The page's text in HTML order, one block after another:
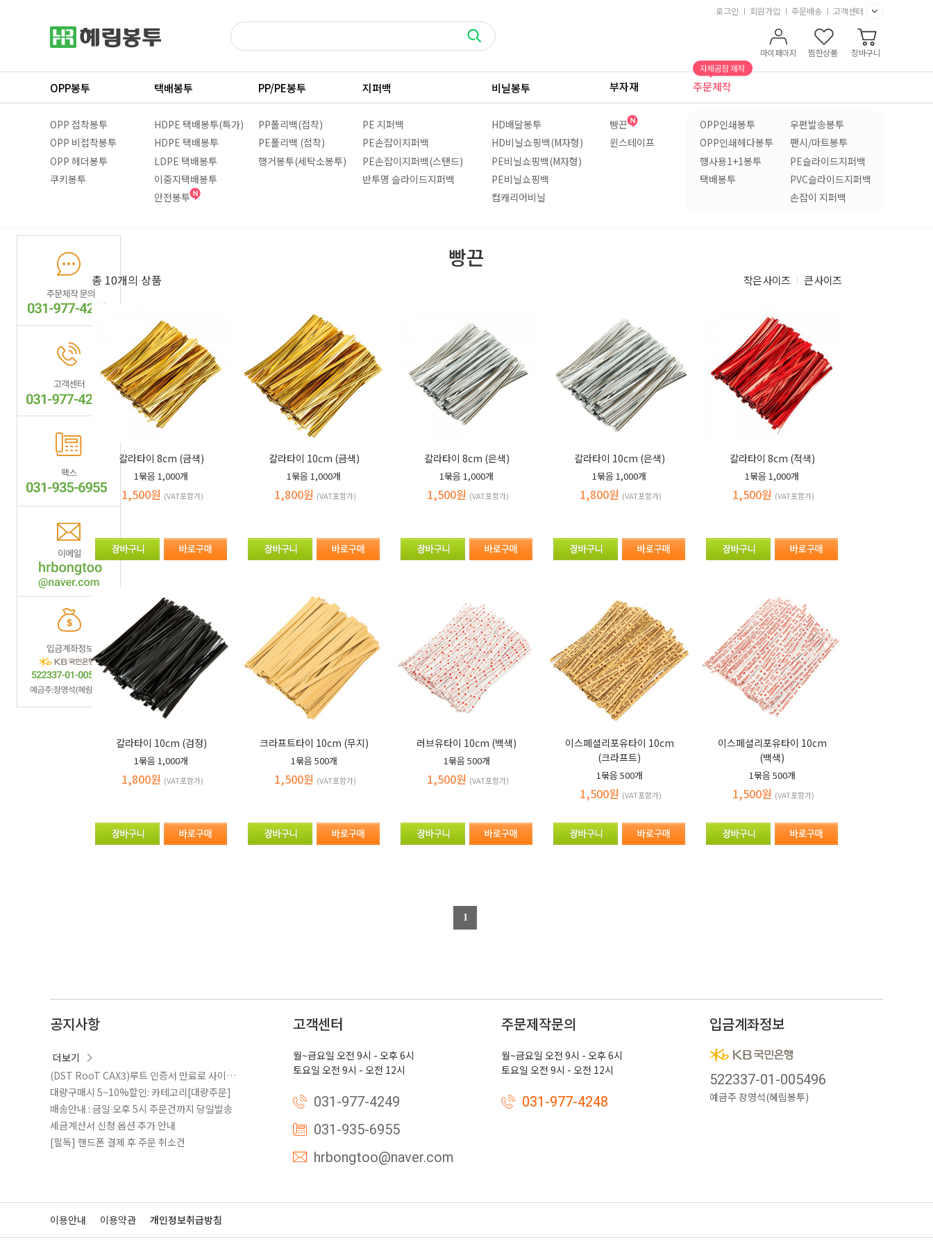
로그인 회원가입 주문배송 고객센터
마이페이지 찜한상품 장바구니
OPP봉투 택배봉투 PP/PE봉투 지퍼백 비닐봉투 부자재 주문제작
OPP 접착봉투
OPP 비접착봉투
OPP 헤더봉투
쿠키봉투
HDPE 택배봉투(특가)
HDPE 택배봉투
LDPE 택배봉투
이중지택배봉투
안전봉투
PP폴리백(접착)
PE폴리백 (접착)
행거봉투(세탁소봉투)
PE 지퍼백
PE손잡이지퍼백
PE손잡이지퍼백(스탠드)
반투명 슬라이드지퍼백
HD배달봉투
HD비닐쇼핑백(M자형)
PE비닐쇼핑백(M자형)
PE비닐쇼핑백
컵캐리어비닐
빵끈
윈스테이프
OPP인쇄봉투
OPP인쇄헤다봉투
행사용1+1봉투
택배봉투
우편발송봉투
팬시/마트봉투
PE슬라이드지퍼백
PVC슬라이드지퍼백
손잡이 지퍼백
빵끈
총 10개의 상품 작은 사이즈 큰 사이즈
칼라타이 8cm (금색)
1묶음 1,000개
1,500원 (VAT포함가)
칼라타이 10cm (금색)
1묶음 1,000개
1,800원 (VAT포함가)
칼라타이 8cm (은색)
1묶음 1,000개
1,500원 (VAT포함가)
칼라타이 10cm (은색)
1묶음 1,000개
1,800원 (VAT포함가)
칼라타이 8cm (적색)
1묶음 1,000개
1,500원 (VAT포함가)
칼라타이 10cm (검정)
1묶음 1,000개
1,800원 (VAT포함가)
크라프트타이 10cm (무지)
1묶음 500개
1,500원 (VAT포함가)
러브유타이 10cm (백색)
1묶음 500개
1,500원 (VAT포함가)
이스페셜리포유타이 10cm
(크라프트)
1묶음 500개
1,500원 (VAT포함가)
이스페셜리포유타이 10cm
(백색)
1묶음 500개
1,500원 (VAT포함가)
1
공지사항
더보기
(DST RooT CAX3)루트 인증서 만료로 사이트 접속안될때 방법
대량구매시 5~10%할인: 카테고리[대량주문]
배송안내 : 금일 오후 5시 주문건까지 당일발송
세금계산서 신청 옵션 추가 안내
[필독] 핸드폰 결제 후 주문 취소건
고객센터
월~금요일 오전 9시 - 오후 6시
토요일 오전 9시 - 오전 12시
031-977-4249
031-935-6955
hrbongtoo@naver.com
주문제작문의
월~금요일 오전 9시 - 오후 6시
토요일 오전 9시 - 오전 12시
031-977-4248
입금계좌정보
522337-01-005496
예금주 장영석(혜림봉투)
이용안내 이용약관 개인정보취급방침